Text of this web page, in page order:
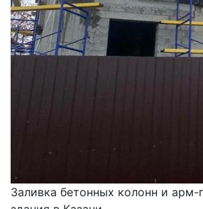
Заливка бетонных колонн и арм-